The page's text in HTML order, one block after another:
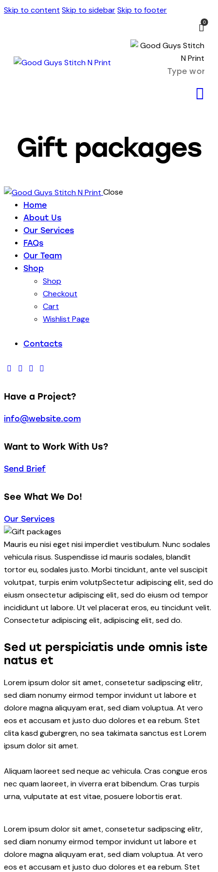
Skip to content Skip to sidebarSkip to footer
0
Gift packages
Close
Home
About Us
Our Services
FAQs
Our Team
Shop
Shop
Checkout
Cart
Wishlist Page
Contacts
Have a Project?
info@website.com
Want to Work With Us?
Send Brief
See What We Do!
Our Services
Mauris eu nisi eget nisi imperdiet vestibulum. Nunc sodales
vehicula risus. Suspendisse id mauris sodales, blandit
tortor eu, sodales justo. Morbi tincidunt, ante vel suscipit
volutpat, turpis enim volutpSectetur adipiscing elit, sed do
eiusm onsectetur adipiscing elit, sed do eiusm od tempor
incididunt ut labore. Ut vel placerat eros, eu tincidunt velit.
Consectetur adipiscing elit, adipiscing elit, sed do.
Sed ut perspiciatis unde omnis iste
natus et
Lorem ipsum dolor sit amet, consetetur sadipscing elitr,
sed diam nonumy eirmod tempor invidunt ut labore et
dolore magna aliquyam erat, sed diam voluptua. At vero
eos et accusam et justo duo dolores et ea rebum. Stet
clita kasd gubergren, no sea takimata sanctus est Lorem
ipsum dolor sit amet.
Aliquam laoreet sed neque ac vehicula. Cras congue eros
nec quam laoreet, in viverra erat bibendum. Cras turpis
urna, vulputate at est vitae, posuere lobortis erat.
Lorem ipsum dolor sit amet, consetetur sadipscing elitr,
sed diam nonumy eirmod tempor invidunt ut labore et
dolore magna aliquyam erat, sed diam voluptua. At vero
eos et accusam et justo duo dolores et ea rebum. Stet